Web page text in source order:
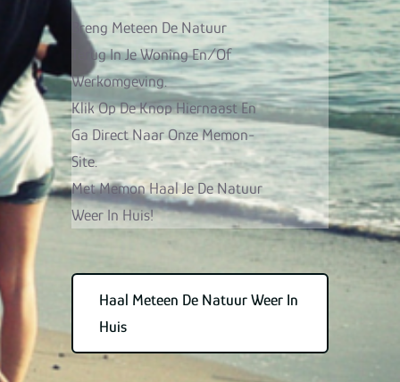
Breng Meteen De Natuur
Terug In Je Woning En/of
Werkomgeving.
Klik Op De Knop Hiernaast En
Ga Direct Naar Onze Memon-
Site.
Met Memon Haal Je De Natuur
Weer In Huis!
Haal Meteen De Natuur Weer In
Huis